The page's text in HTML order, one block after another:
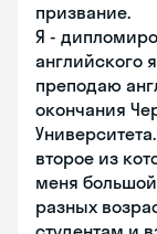
призвание.
Я -
английского
преподаю
окончания
второе из
меня
разных